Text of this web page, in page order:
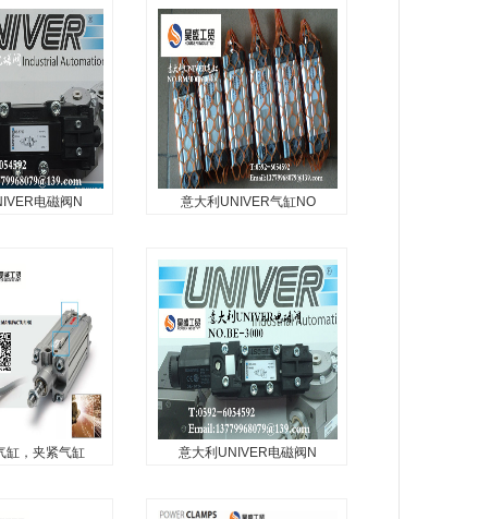
夹紧气缸...
UNIVER,AG-3021，UNIVER
电磁阀...
电磁阀N
，UNIVER
意大利UNIVER气缸NO
意大利UNIVER气缸
NO.RM3000160040...
缸，夹紧气缸 意大利UNIVER电磁阀N